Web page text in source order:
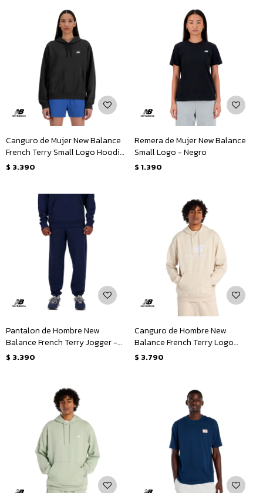
Canguro de Mujer New Balance
French Terry Small Logo Hoodie
- Negro
$ 3.390
Remera de Mujer New Balance
Small Logo - Negro
$ 1.390
Pantalon de Hombre New
Balance French Terry Jogger -
Azul - Marino
$ 3.390
Canguro de Hombre New
Balance French Terry Logo
Hoodie - Beige
$ 3.790